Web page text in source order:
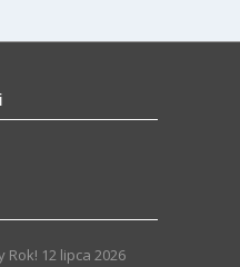
Rok! 12 lipca 2026